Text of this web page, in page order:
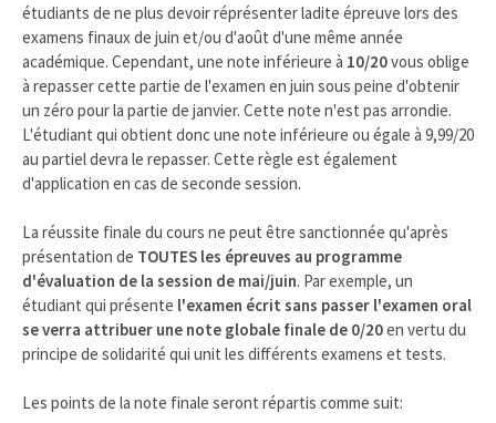
étudiants de ne plus devoir réprésenter ladite épreuve lors des
examens finaux de juin et/ou d'août d'une même année
académique. Cependant, une note inférieure à 10/20vous oblige
à repasser cette partie de l'examen en juin sous peine d'obtenir
un zéro pour la partie de janvier. Cette note n'est pas arrondie.
L'étudiant qui obtient donc une note inférieure ou égale à 9,99/20
au partiel devra le repasser. Cette règle est également
d'application en cas de seconde session.
La réussite finale du cours ne peut être sanctionnée qu'après
présentation de TOUTES les épreuves au programme
d'évaluation de la session de mai/juin. Par exemple, un
étudiant qui présente l'examen écrit sans passer l'examen oral
se verra attribuer une note globale finale de 0/20en vertu du
principe de solidarité qui unit les différents examens et tests.
Les points de la note finale seront répartis comme suit: